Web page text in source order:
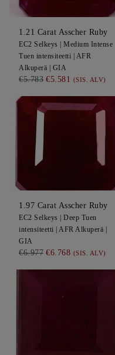
1.21 Carat Asscher Ruby
EC2 Selkeys | Medium Intense
Tuen intensiteetti | AFR
Alkuperä | GIA
€5.783 €5.581 (SIS. ALV)
1.97 Carat Asscher Ruby
EC2 Selkeys | Deep Tuen
intensiteetti | AFR Alkuperä |
GIA
€6.977 €6.768 (SIS. ALV)